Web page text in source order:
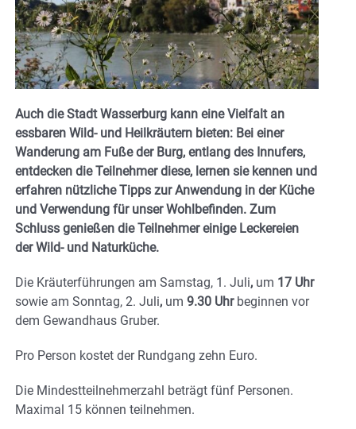
Auch die Stadt Wasserburg kann eine Vielfalt an
essbaren Wild- und Heilkräutern bieten: Bei einer
Wanderung am Fuße der Burg, entlang des Innufers,
entdecken die Teilnehmer diese, lernen sie kennen und
erfahren nützliche Tipps zur Anwendung in der Küche
und Verwendung für unser Wohlbefinden. Zum
Schluss genießen die Teilnehmer einige Leckereien
der Wild- und Naturküche.
Die Kräuterführungen am Samstag, 1. Juli, um 17 Uhr
sowie am Sonntag, 2. Juli, um 9.30 Uhrbeginnen vor
dem Gewandhaus Gruber.
Pro Person kostet der Rundgang zehn Euro.
Die Mindestteilnehmerzahl beträgt fünf Personen.
Maximal 15 können teilnehmen.